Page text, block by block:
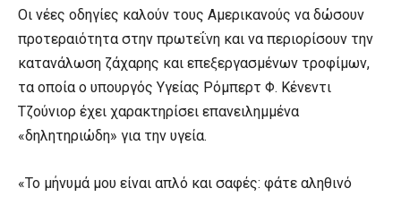
Οι νέες οδηγίες καλούν τους Αμερικανούς να δώσουν
προτεραιότητα στην πρωτεΐνη και να περιορίσουν την
κατανάλωση ζάχαρης και επεξεργασμένων τροφίμων,
τα οποία ο υπουργός Υγείας Ρόμπερτ Φ. Κένεντι
Τζούνιορ έχει χαρακτηρίσει επανειλημμένα
«δηλητηριώδη» για την υγεία.
«Το μήνυμά μου είναι απλό και σαφές: φάτε αληθινό